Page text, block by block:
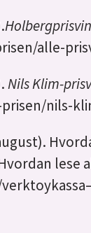
alle-
Nils Klim-
nils-
lese